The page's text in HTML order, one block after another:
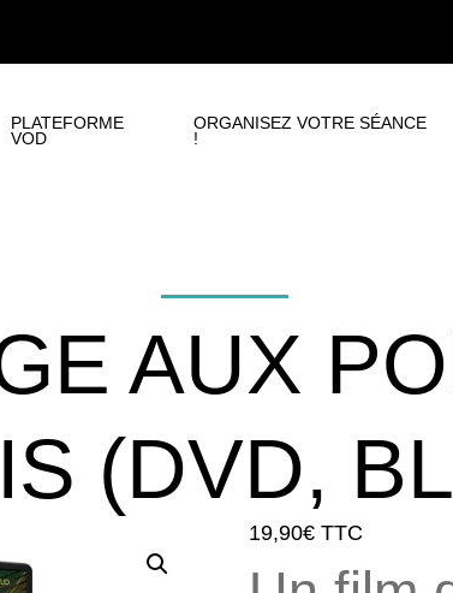
PLATEFORME
VOD
ORGANISEZ VOTRE SÉANCE
!
AUX
(DVD,
19,90€ TTC